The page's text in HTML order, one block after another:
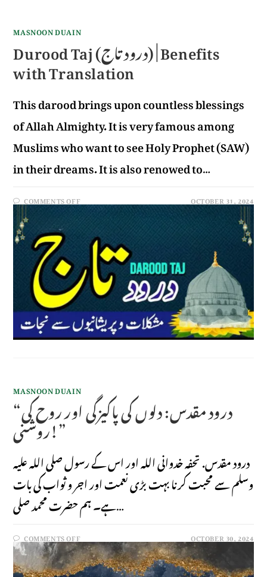
MASNOON DUAIN
Durood Taj (درود تاج) | Benefits
with Translation
This darood brings upon countless blessings
of Allah Almighty. It is very famous among
Muslims who want to see Holy Prophet (SAW)
in their dreams. It is also renowed to…
COMMENTS OFF OCTOBER 31, 2024
MASNOON DUAIN
“درود مقدس: دلوں کی پاکیزگی اور روح کی
روشنی!”
درود مقدس. تحفہ خدوانی اللہ اور اس کے رسول صلی اللہ علیہ
وسلم سے محبت کرنا بہت بڑی نعمت اور اجر و ثواب کی بات
ہے۔ ہم حضرت محمد صلی…
COMMENTS OFF OCTOBER 30, 2024